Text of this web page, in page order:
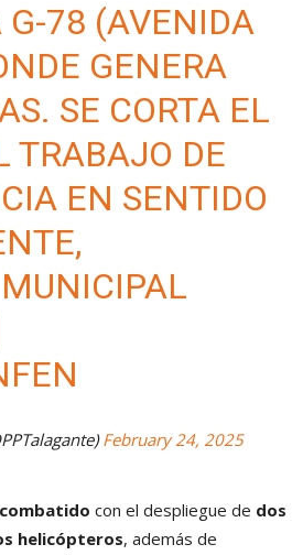
78 (AVENIDA
GENERA
SE CORTA EL
TRABAJO DE
EN SENTIDO
February 24, 2025
con el despliegue de dos
helicópteros, además de